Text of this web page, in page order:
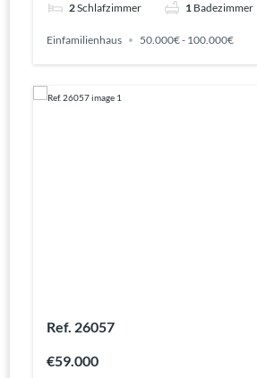
2Schlafzimmer 1 Badezimmer
Einfamilienhaus 50.000€ - 100.000€
Ref. 26057
€59.000